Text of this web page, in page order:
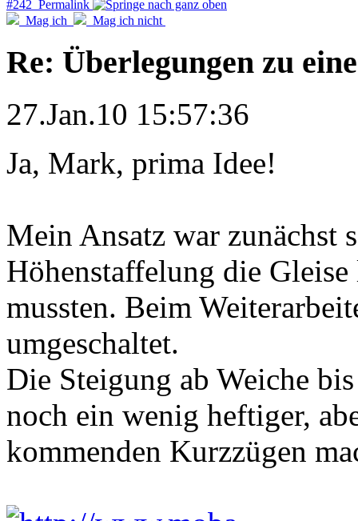
#242 Permalink
Mag ich
Mag ich nicht
Re: Überlegungen zu
27.Jan.10 15:57:36
Ja, Mark, prima Idee!
Mein Ansatz war zunächst
Höhenstaffelung die
mussten. Beim
umgeschaltet.
Die Steigung ab Weiche
noch ein wenig heftiger,
kommenden Kurzzügen